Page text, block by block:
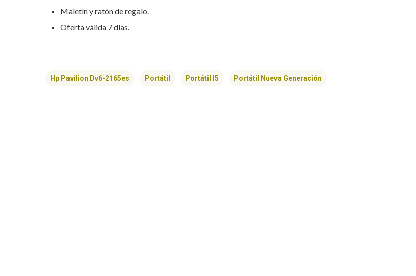
Maletín y ratón de regalo.
Oferta válida 7 días.
Hp Pavilion Dv6-2165es Portátil Portátil I5 Portátil Nueva Generación